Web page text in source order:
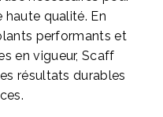
haute qualité. En
performants et
en vigueur, Scaff
résultats durables